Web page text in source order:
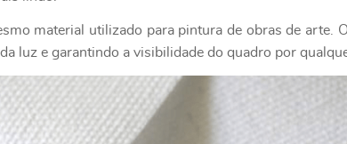
material utilizado para pintura de obras de arte.
luz e garantindo a visibilidade do quadro por